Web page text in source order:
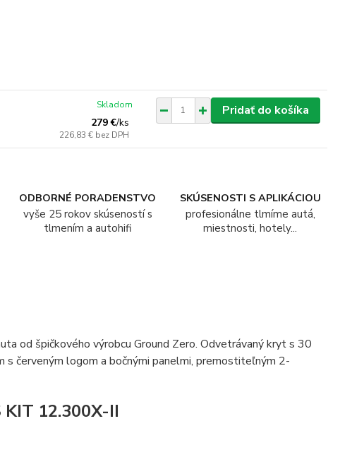
279 €/ks
226,83 € bez DPH
Skladom Pridať do košíka
ODBORNÉ PORADENSTVO
vyše 25 rokov skúseností s
tlmením a autohifi
SKÚSENOSTI S APLIKÁCIOU
profesionálne tlmíme autá,
miestnosti, hotely...
od špičkového výrobcu Ground Zero. Odvetrávaný kryt s 30
s červeným logom a bočnými panelmi, premostiteľným 2-
12.300X-II